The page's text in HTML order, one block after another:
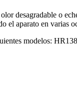
desagradable o
el aparato en varias
modelos: